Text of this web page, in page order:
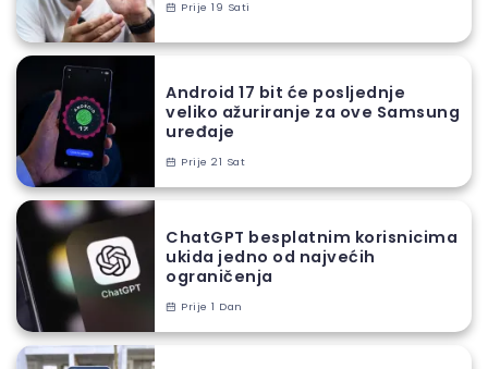
Prije 19 Sati
Android 17 bit će posljednje
veliko ažuriranje za ove Samsung
uređaje
Prije 21 Sat
ChatGPT besplatnim korisnicima
ukida jedno od najvećih
ograničenja
Prije 1 Dan